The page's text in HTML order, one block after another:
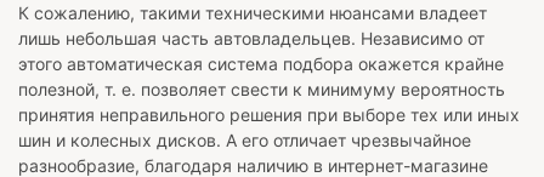
К сожалению, такими техническими нюансами владеет
лишь небольшая часть автовладельцев. Независимо от
этого автоматическая система подбора окажется крайне
полезной, т. е. позволяет свести к минимуму вероятность
принятия неправильного решения при выборе тех или иных
шин и колесных дисков. А его отличает чрезвычайное
разнообразие, благодаря наличию в интернет-магазине